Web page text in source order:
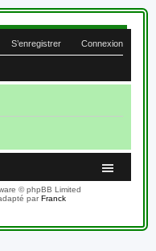
Connexion
S’enregistrer
© phpBB Limited
parFranck